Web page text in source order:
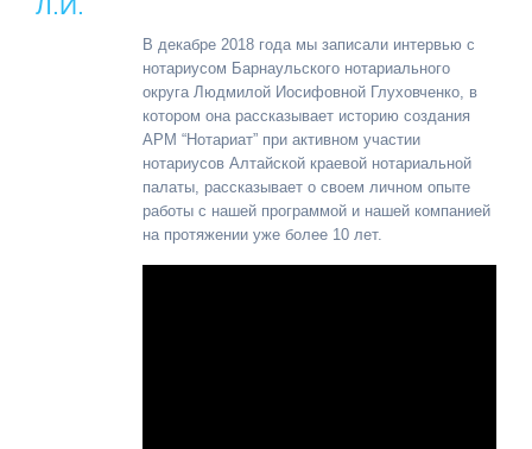
Л.И.
В декабре 2018 года мы записали интервью с
нотариусом Барнаульского нотариального
округа Людмилой Иосифовной Глуховченко, в
котором она рассказывает историю создания
АРМ “Нотариат” при активном участии
нотариусов Алтайской краевой нотариальной
палаты, рассказывает о своем личном опыте
работы с нашей программой и нашей компанией
на протяжении уже более 10 лет.